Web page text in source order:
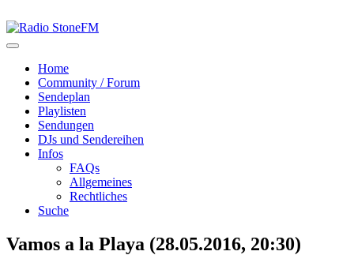
Home
Community / Forum
Sendeplan
Playlisten
Sendungen
DJs und Sendereihen
Infos
FAQs
Allgemeines
Rechtliches
Suche
Vamos a la Playa (28.05.2016, 20:30)